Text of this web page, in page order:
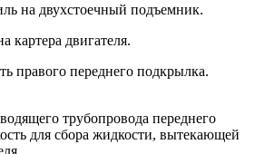
на двухстоечный подъемник.
картера двигателя.
правого переднего подкрылка.
трубопровода переднего
для сбора жидкости, вытекающей